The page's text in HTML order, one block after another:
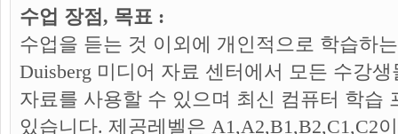
수업 장점, 목표 :
수업을 듣는 것 이외에 개인적으로 학습하
Duisberg 미디어 자료 센터에서 모든 수강
자료를 사용할 수 있으며 최신 컴퓨터 학습
있습니다. 제공레벨은 A1,A2,B1,B2,C1,C2